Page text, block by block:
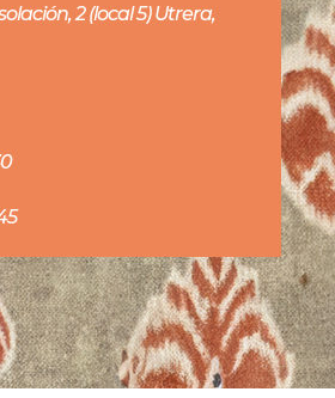
2 (local 5) Utrera,